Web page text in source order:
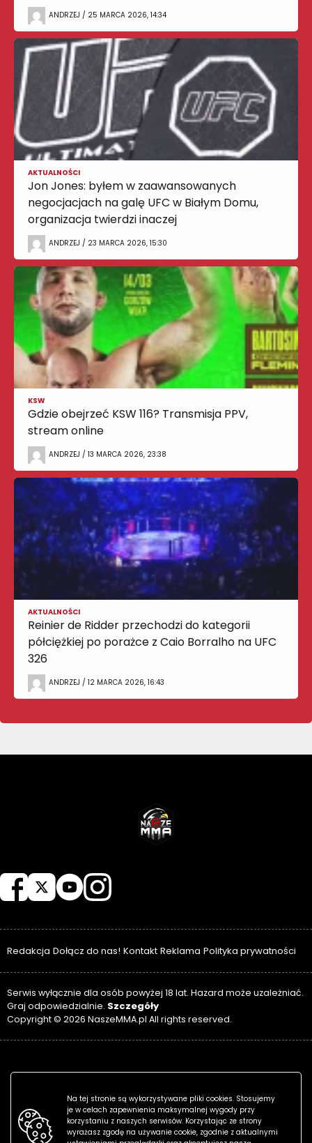
ANDRZEJ / 25 MARCA 2026, 14:34
AKTUALNOŚCI
Jon Jones: byłem w zaawansowanych
negocjacjach na galę UFC w Białym Domu,
organizacja twierdzi inaczej
ANDRZEJ / 23 MARCA 2026, 15:30
KSW
Gdzie obejrzeć KSW 116? Transmisja PPV,
stream online
ANDRZEJ / 13 MARCA 2026, 23:38
AKTUALNOŚCI
Reinier de Ridder przechodzi do kategorii
półciężkiej po porażce z Caio Borralho na UFC
326
ANDRZEJ / 12 MARCA 2026, 16:43
Redakcja Dołącz do nas! Kontakt Reklama Polityka prywatności
Serwis wyłącznie dla osób powyżej 18 lat. Hazard może uzależniać.
Graj odpowiedzialnie. Szczegóły
Copyright © 2026 NaszeMMA.pl All rights reserved.
Na tej stronie są wykorzystywane pliki cookies. Stosujemy
je w celach zapewnienia maksymalnej wygody przy
korzystaniu z naszych serwisów. Korzystając ze strony
wyrażasz zgodę na używanie cookie, zgodnie z aktualnymi